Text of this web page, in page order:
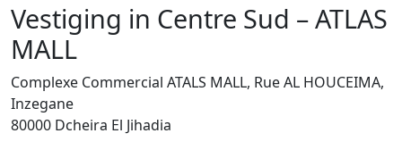
Vestiging in Centre Sud – ATLAS
MALL
Complexe Commercial ATALS MALL, Rue AL HOUCEIMA,
Inzegane
80000 Dcheira El Jihadia